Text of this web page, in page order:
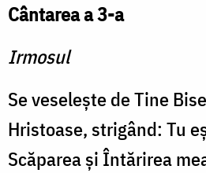
Cântarea a 3-a
Irmosul
Se veseleşte de Tine
Hristoase, strigând: Tu
Scăparea şi Întărirea